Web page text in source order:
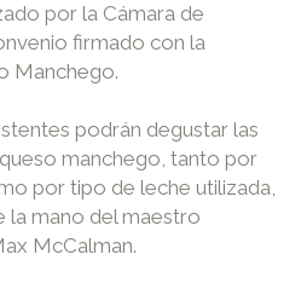
por la Cámara de
firmado con la
Manchego.
podrán degustar las
manchego, tanto por
por tipo de leche utilizada,
la mano del maestro
McCalman.